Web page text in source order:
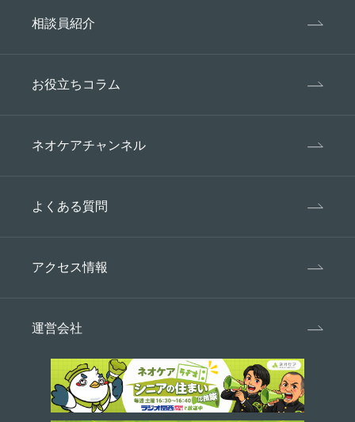
相談員紹介
お役立ちコラム
ネオケアチャンネル
よくある質問
アクセス情報
運営会社